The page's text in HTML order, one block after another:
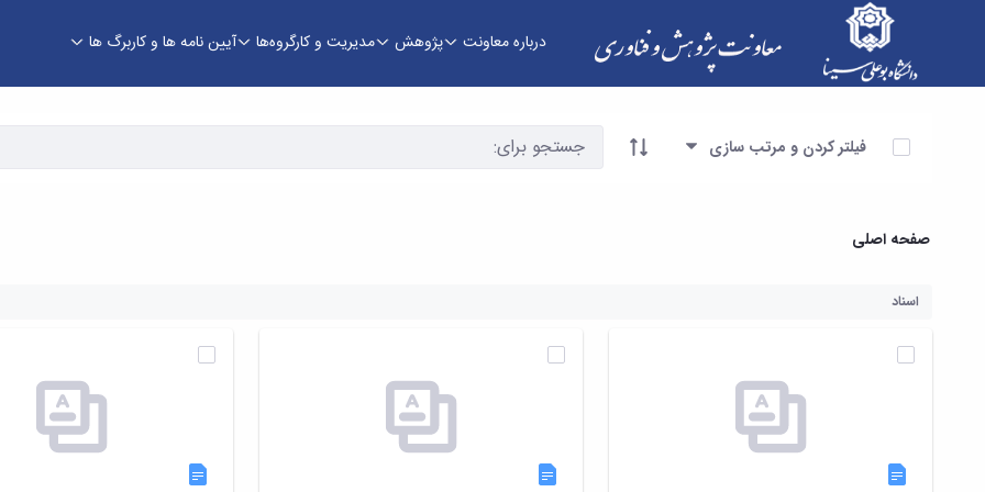
درباره معاونت پژوهش مدیریت و کارگروه‌ها آیین نامه ها و کاربرگ ها
آیتم ها را انتخاب کنید
فیلتر کردن و مرتب سازی
صفحه اصلی
اسناد